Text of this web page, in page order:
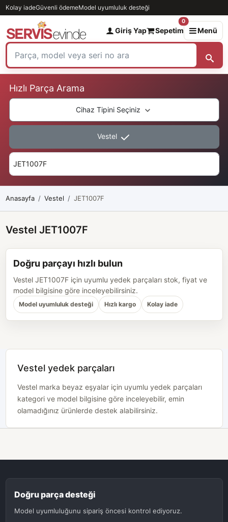
Kolay iadeGüvenli ödemeModel uyumluluk desteği
Giriş Yap Sepetim
0
Menü
Hızlı Parça Arama
Cihaz Tipini Seçiniz
Vestel
Anasayfa Vestel JET1007F
Vestel JET1007F
Doğru parçayı hızlı bulun
Vestel JET1007F için uyumlu yedek parçaları stok, fiyat ve
model bilgisine göre inceleyebilirsiniz.
Model uyumluluk desteği Hızlı kargo Kolay iade
Vestel yedek parçaları
Vestel marka beyaz eşyalar için uyumlu yedek parçaları
kategori ve model bilgisine göre inceleyebilir, emin
olamadığınız ürünlerde destek alabilirsiniz.
Doğru parça desteği
Model uyumluluğunu sipariş öncesi kontrol ediyoruz.